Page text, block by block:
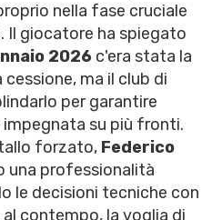
nella fase cruciale
Il giocatore ha spiegato
2026 c'era stata la
ma il club di
per garantire
su più fronti.
forzato, Federico
una professionalità
le decisioni tecniche con
contempo, la voglia di